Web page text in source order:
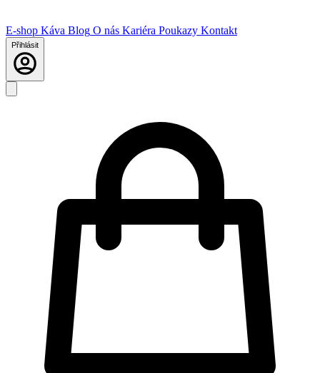
E-shop Káva Blog O nás Kariéra Poukazy Kontakt
Přihlásit